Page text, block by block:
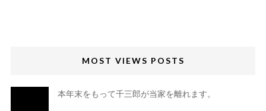
MOST VIEWS POSTS
本年末をもって千三郎が当家を離れます。